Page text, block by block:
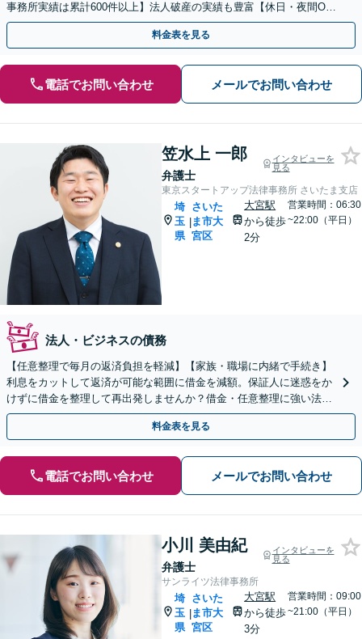
事務所実績は累計600件以上】法人破産の実績も豊富【休日・夜間O
K】オンライン相談もできます
料金表を見る
電話でお問い合わせ メールでお問い合わせ
笠水上 一郎
弁護士
インタビューを
見る
東京スタートアップ法律事務所 さいたま支店
埼
玉
県
|
さいた
ま市大
宮区
大宮駅
から徒歩
2分
営業時間：06:30
~22:00（平日）
法人・ビジネスの債務
【任意整理で毎月の返済負担を軽減】【家族・職場に内緒で手続き】
利息をカットして返済が可能な範囲に借金を減額。保証人に迷惑をか
けずに借金を整理して再出発しませんか？借金・任意整理に強い法律
事務所【実績5,000件以上】【財産を残して借金整理】
料金表を見る
電話でお問い合わせ メールでお問い合わせ
小川 美由紀
弁護士
インタビューを
見る
サンライツ法律事務所
埼
玉
県
|
さいた
ま市大
宮区
大宮駅
から徒歩
3分
営業時間：09:00
~21:00（平日）